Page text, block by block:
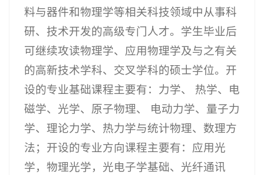
料与器件和物理学等相关科技领域中从事科
研、技术开发的高级专门人才。学生毕业后
可继续攻读物理学、应用物理学及与之有关
的高新技术学科、交叉学科的硕士学位。开
设的专业基础课程主要有：力学、 热学、电
磁学、光学、原子物理、 电动力学、量子力
学、理论力学、热力学与统计物理、数理方
法；开设的专业方向课程主要有：应用光
学，物理光学，光电子学基础、光纤通讯